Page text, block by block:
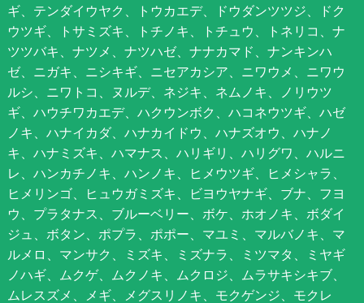
ギ、テンダイウヤク、トウカエデ、ドウダンツツジ、ドク
ウツギ、トサミズキ、トチノキ、トチュウ、トネリコ、ナ
ツツバキ、ナツメ、ナツハゼ、ナナカマド、ナンキンハ
ゼ、ニガキ、ニシキギ、ニセアカシア、ニワウメ、ニワウ
ルシ、ニワトコ、ヌルデ、ネジキ、ネムノキ、ノリウツ
ギ、ハウチワカエデ、ハクウンボク、ハコネウツギ、ハゼ
ノキ、ハナイカダ、ハナカイドウ、ハナズオウ、ハナノ
キ、ハナミズキ、ハマナス、ハリギリ、ハリグワ、ハルニ
レ、ハンカチノキ、ハンノキ、ヒメウツギ、ヒメシャラ、
ヒメリンゴ、ヒュウガミズキ、ビヨウヤナギ、ブナ、フヨ
ウ、プラタナス、ブルーベリー、ボケ、ホオノキ、ボダイ
ジュ、ボタン、ポプラ、ポポー、マユミ、マルバノキ、マ
ルメロ、マンサク、ミズキ、ミズナラ、ミツマタ、ミヤギ
ノハギ、ムクゲ、ムクノキ、ムクロジ、ムラサキシキブ、
ムレスズメ、メギ、メグスリノキ、モクゲンジ、モクレ